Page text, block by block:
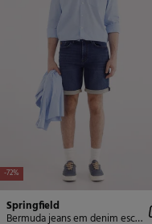
-72%
Springfield
Bermuda jeans em denim escura slim fit